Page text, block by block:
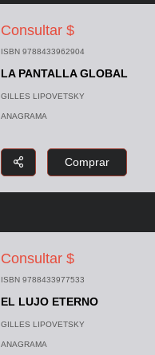
Consultar $
ISBN 9788433962904
LA PANTALLA GLOBAL
GILLES LIPOVETSKY
ANAGRAMA
Comprar
Consultar $
ISBN 9788433977533
EL LUJO ETERNO
GILLES LIPOVETSKY
ANAGRAMA